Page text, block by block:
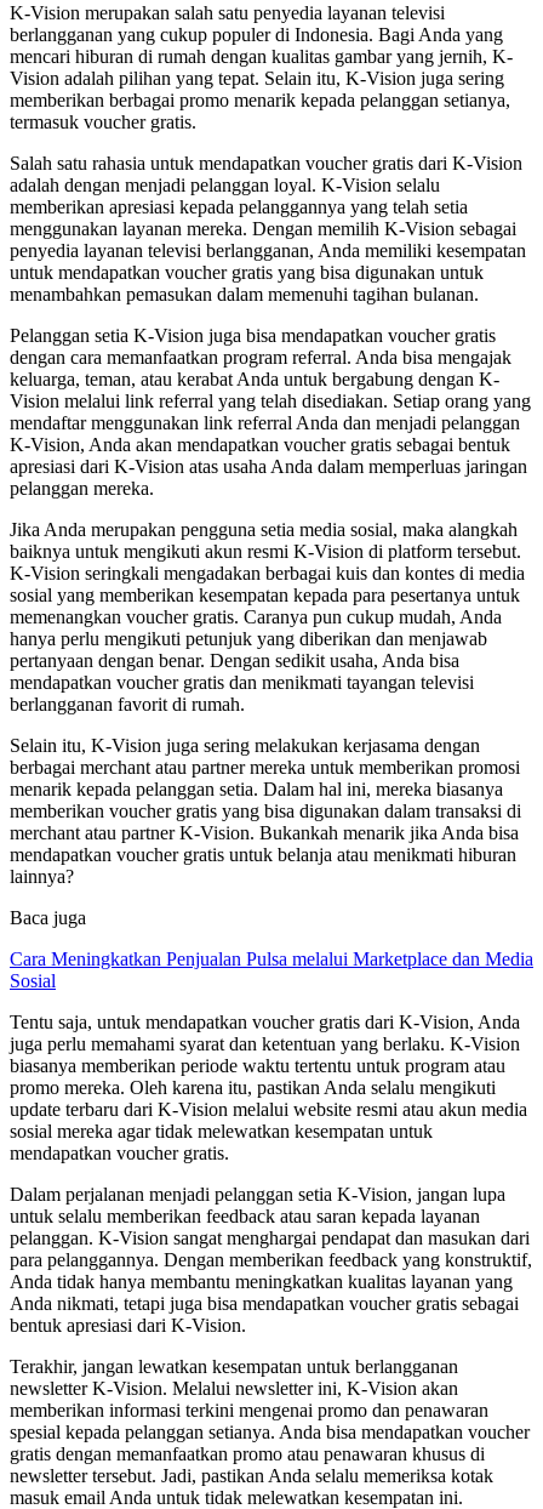
K-Vision merupakan salah satu penyedia layanan televisi
berlangganan yang cukup populer di Indonesia. Bagi Anda yang
mencari hiburan di rumah dengan kualitas gambar yang jernih, K-
Vision adalah pilihan yang tepat. Selain itu, K-Vision juga sering
memberikan berbagai promo menarik kepada pelanggan setianya,
termasuk voucher gratis.
Salah satu rahasia untuk mendapatkan voucher gratis dari K-Vision
adalah dengan menjadi pelanggan loyal. K-Vision selalu
memberikan apresiasi kepada pelanggannya yang telah setia
menggunakan layanan mereka. Dengan memilih K-Vision sebagai
penyedia layanan televisi berlangganan, Anda memiliki kesempatan
untuk mendapatkan voucher gratis yang bisa digunakan untuk
menambahkan pemasukan dalam memenuhi tagihan bulanan.
Pelanggan setia K-Vision juga bisa mendapatkan voucher gratis
dengan cara memanfaatkan program referral. Anda bisa mengajak
keluarga, teman, atau kerabat Anda untuk bergabung dengan K-
Vision melalui link referral yang telah disediakan. Setiap orang yang
mendaftar menggunakan link referral Anda dan menjadi pelanggan
K-Vision, Anda akan mendapatkan voucher gratis sebagai bentuk
apresiasi dari K-Vision atas usaha Anda dalam memperluas jaringan
pelanggan mereka.
Jika Anda merupakan pengguna setia media sosial, maka alangkah
baiknya untuk mengikuti akun resmi K-Vision di platform tersebut.
K-Vision seringkali mengadakan berbagai kuis dan kontes di media
sosial yang memberikan kesempatan kepada para pesertanya untuk
memenangkan voucher gratis. Caranya pun cukup mudah, Anda
hanya perlu mengikuti petunjuk yang diberikan dan menjawab
pertanyaan dengan benar. Dengan sedikit usaha, Anda bisa
mendapatkan voucher gratis dan menikmati tayangan televisi
berlangganan favorit di rumah.
Selain itu, K-Vision juga sering melakukan kerjasama dengan
berbagai merchant atau partner mereka untuk memberikan promosi
menarik kepada pelanggan setia. Dalam hal ini, mereka biasanya
memberikan voucher gratis yang bisa digunakan dalam transaksi di
merchant atau partner K-Vision. Bukankah menarik jika Anda bisa
mendapatkan voucher gratis untuk belanja atau menikmati hiburan
lainnya?
Baca juga
Cara Meningkatkan Penjualan Pulsa melalui Marketplace dan Media
Sosial
Tentu saja, untuk mendapatkan voucher gratis dari K-Vision, Anda
juga perlu memahami syarat dan ketentuan yang berlaku. K-Vision
biasanya memberikan periode waktu tertentu untuk program atau
promo mereka. Oleh karena itu, pastikan Anda selalu mengikuti
update terbaru dari K-Vision melalui website resmi atau akun media
sosial mereka agar tidak melewatkan kesempatan untuk
mendapatkan voucher gratis.
Dalam perjalanan menjadi pelanggan setia K-Vision, jangan lupa
untuk selalu memberikan feedback atau saran kepada layanan
pelanggan. K-Vision sangat menghargai pendapat dan masukan dari
para pelanggannya. Dengan memberikan feedback yang konstruktif,
Anda tidak hanya membantu meningkatkan kualitas layanan yang
Anda nikmati, tetapi juga bisa mendapatkan voucher gratis sebagai
bentuk apresiasi dari K-Vision.
Terakhir, jangan lewatkan kesempatan untuk berlangganan
newsletter K-Vision. Melalui newsletter ini, K-Vision akan
memberikan informasi terkini mengenai promo dan penawaran
spesial kepada pelanggan setianya. Anda bisa mendapatkan voucher
gratis dengan memanfaatkan promo atau penawaran khusus di
newsletter tersebut. Jadi, pastikan Anda selalu memeriksa kotak
masuk email Anda untuk tidak melewatkan kesempatan ini.